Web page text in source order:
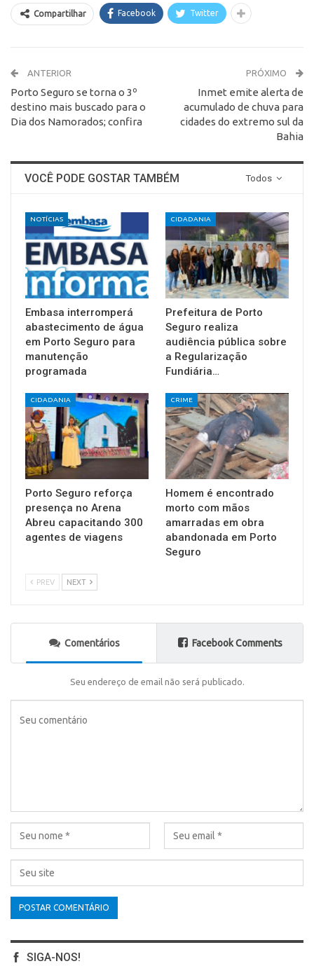
Compartilhar Facebook Twitter
ANTERIOR
Porto Seguro se torna o 3º
destino mais buscado para o
Dia dos Namorados; confira
PRÓXIMO
Inmet emite alerta de
acumulado de chuva para
cidades do extremo sul da
Bahia
Todos
VOCÊ PODE GOSTAR TAMBÉM
NOTÍCIAS
Embasa interromperá
abastecimento de água
em Porto Seguro para
manutenção
programada
CIDADANIA
Prefeitura de Porto
Seguro realiza
audiência pública sobre
a Regularização
Fundiária…
CIDADANIA
Porto Seguro reforça
presença no Arena
Abreu capacitando 300
agentes de viagens
CRIME
Homem é encontrado
morto com mãos
amarradas em obra
abandonada em Porto
Seguro
PREV NEXT
Comentários Facebook Comments
Seu endereço de email não será publicado.
SIGA-NOS!